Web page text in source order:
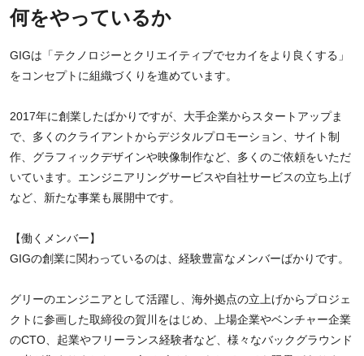
何をやっているか
GIGは「テクノロジーとクリエイティブでセカイをより良くする」
をコンセプトに組織づくりを進めています。
2017年に創業したばかりですが、大手企業からスタートアップま
で、多くのクライアントからデジタルプロモーション、サイト制
作、グラフィックデザインや映像制作など、多くのご依頼をいただ
いています。エンジニアリングサービスや自社サービスの立ち上げ
など、新たな事業も展開中です。
【働くメンバー】
GIGの創業に関わっているのは、経験豊富なメンバーばかりです。
グリーのエンジニアとして活躍し、海外拠点の立上げからプロジェ
クトに参画した取締役の賀川をはじめ、上場企業やベンチャー企業
のCTO、起業やフリーランス経験者など、様々なバックグラウンド